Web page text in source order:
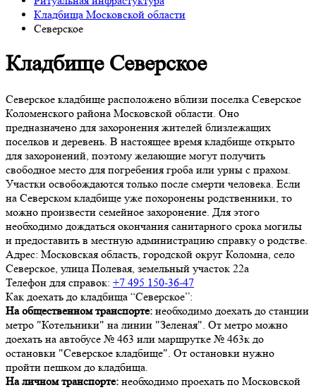
Кладбища Московской области
Северское
Кладбище Северское
Северское кладбище расположено вблизи поселка Северское
Коломенского района Московской области. Оно
предназначено для захоронения жителей близлежащих
поселков и деревень. В настоящее время кладбище открыто
для захоронений, поэтому желающие могут получить
свободное место для погребения гроба или урны с прахом.
Участки освобождаются только после смерти человека. Если
на Северском кладбище уже похоронены родственники, то
можно произвести семейное захоронение. Для этого
необходимо дождаться окончания санитарного срока могилы
и предоставить в местную администрацию справку о родстве.
Адрес: Московская область, городской округ Коломна, село
Северское, улица Полевая, земельный участок 22а
Телефон для справок: +7 495 150-36-47
Как доехать до кладбища “Северское”:
На общественном транспорте: необходимо доехать до станции
метро "Котельники" на линии "Зеленая". От метро можно
доехать на автобусе № 463 или маршрутке № 463к до
остановки "Северское кладбище". От остановки нужно
пройти пешком до кладбища.
На личном транспорте: необходимо проехать по Московской